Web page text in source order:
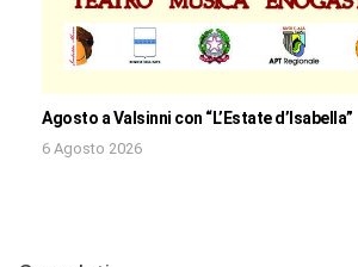
Agosto a Valsinni con “L’Estate d’Isabella”
6 Agosto 2026